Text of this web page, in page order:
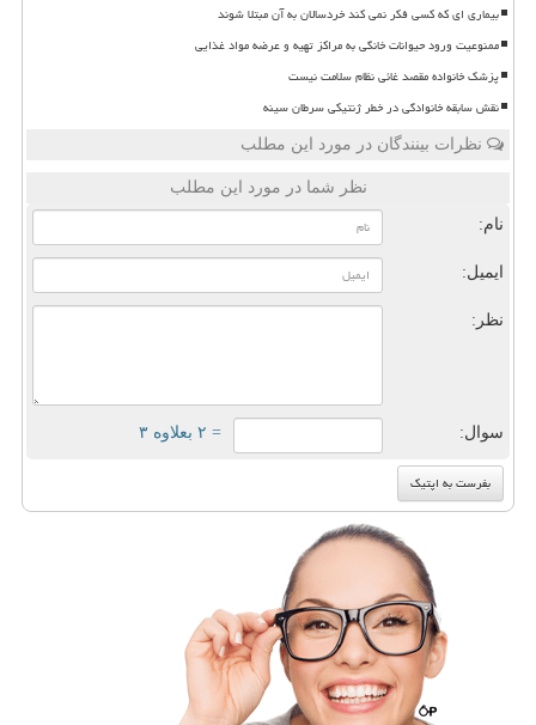
بیماری ای که کسی فکر نمی کند خردسالان به آن مبتلا شوند
ممنوعیت ورود حیوانات خانگی به مراکز تهیه و عرضه مواد غذایی
پزشک خانواده مقصد غائی نظام سلامت نیست
نقش سابقه خانوادگی در خطر ژنتیکی سرطان سینه
نظرات بینندگان در مورد این مطلب
نظر شما در مورد این مطلب
نام:
ایمیل:
نظر:
سوال: = ۲ بعلاوه ۳